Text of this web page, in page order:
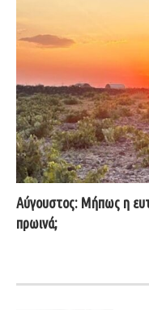
Αύγουστος: Μήπως η
πρωινά;